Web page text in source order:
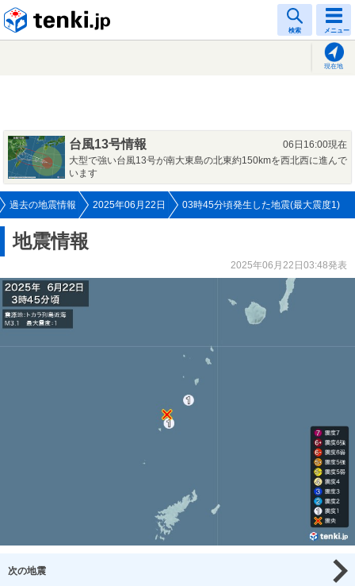
検索 メニュー
現在地
台風13号情報
06日16:00現在
大型で強い台風13号が南大東島の北東約150kmを西北西に進んで
います
過去の地震情報 2025年06月22日 03時45分頃発生した地震(最大震度1)
地震情報
2025年06月22日03:48発表
次の地震